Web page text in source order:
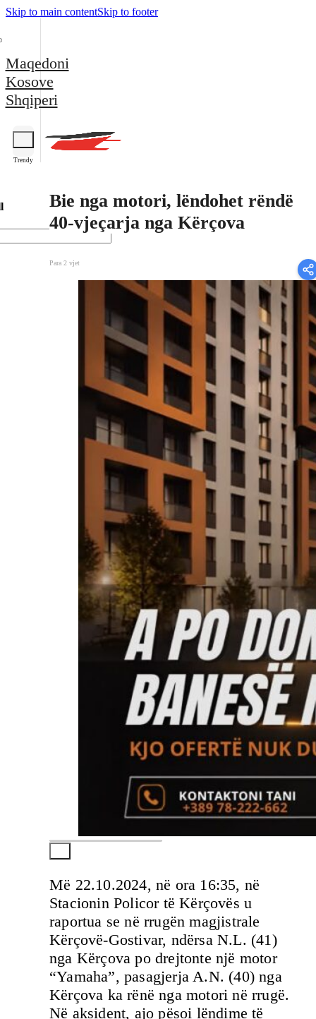
Skip to main contentSkip to footer
Maqedoni
Kosove
Shqiperi
Trendy
Bie nga motori, lëndohet rëndë
40-vjeçarja nga Kërçova
Para 2 vjet
Më 22.10.2024, në ora 16:35, në
Stacionin Policor të Kërçovës u
raportua se në rrugën magjistrale
Kërçovë-Gostivar, ndërsa N.L. (41)
nga Kërçova po drejtonte një motor
“Yamaha”, pasagjerja A.N. (40) nga
Kërçova ka rënë nga motori në rrugë.
Në aksident, ajo pësoi lëndime të